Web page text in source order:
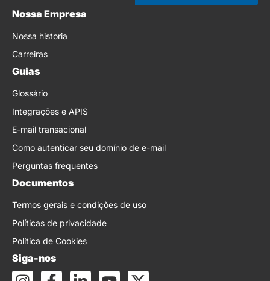
Nossa Empresa
Nossa historia
Carreiras
Guias
Glossário
Integrações e APIS
E-mail transacional
Como autenticar seu domínio de e-mail
Perguntas frequentes
Documentos
Termos gerais e condições de uso
Políticas de privacidade
Política de Cookies
Siga-nos
I F L Y X